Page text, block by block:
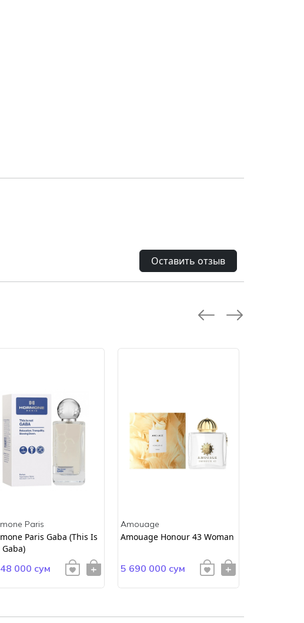
Оставить отзыв
Paris
Paris Gaba (This Is
000 сум
Amouage
Amouage Honour 43 Woman
5 690 000 сум